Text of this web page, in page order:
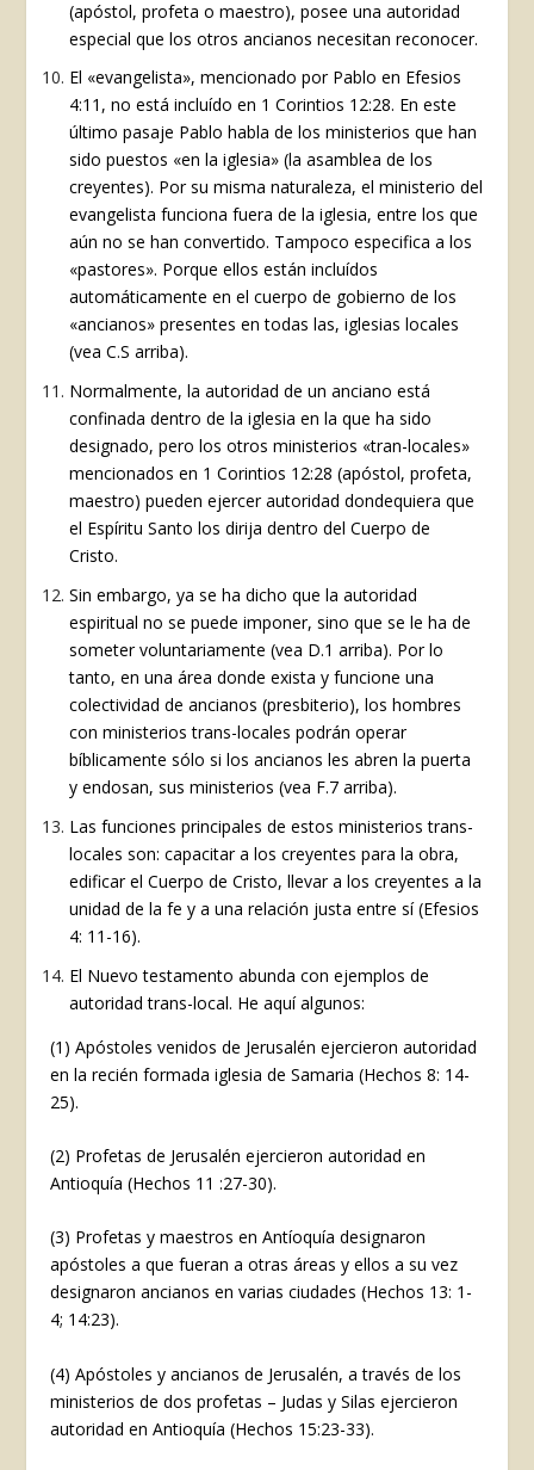
(apóstol, profeta o maestro), posee una autoridad
especial que los otros ancianos necesitan reconocer.
El «evangelista», mencionado por Pablo en Efesios
4:11, no está incluído en 1 Corintios 12:28. En este
último pasaje Pablo habla de los ministerios que han
sido puestos «en la iglesia» (la asamblea de los
creyentes). Por su misma naturaleza, el ministerio del
evangelista funciona fuera de la iglesia, entre los que
aún no se han convertido. Tampoco especifica a los
«pastores». Porque ellos están incluídos
automáticamente en el cuerpo de gobierno de los
«ancianos» presentes en todas las, iglesias locales
(vea C.S arriba).
Normalmente, la autoridad de un anciano está
confinada dentro de la iglesia en la que ha sido
designado, pero los otros ministerios «tran-locales»
mencionados en 1 Corintios 12:28 (apóstol, profeta,
maestro) pueden ejercer autoridad dondequiera que
el Espíritu Santo los dirija dentro del Cuerpo de
Cristo.
Sin embargo, ya se ha dicho que la autoridad
espiritual no se puede imponer, sino que se le ha de
someter voluntariamente (vea D.1 arriba). Por lo
tanto, en una área donde exista y funcione una
colectividad de ancianos (presbiterio), los hombres
con ministerios trans-locales podrán operar
bíblicamente sólo si los ancianos les abren la puerta
y endosan, sus ministerios (vea F.7 arriba).
Las funciones principales de estos ministerios trans-
locales son: capacitar a los creyentes para la obra,
edificar el Cuerpo de Cristo, llevar a los creyentes a la
unidad de la fe y a una relación justa entre sí (Efesios
4: 11-16).
El Nuevo testamento abunda con ejemplos de
autoridad trans-local. He aquí algunos:
(1) Apóstoles venidos de Jerusalén ejercieron autoridad
en la recién formada iglesia de Samaria (Hechos 8: 14-
25).
(2) Profetas de Jerusalén ejercieron autoridad en
Antioquía (Hechos 11 :27-30).
(3) Profetas y maestros en Antíoquía designaron
apóstoles a que fueran a otras áreas y ellos a su vez
designaron ancianos en varias ciudades (Hechos 13: 1-
4; 14:23).
(4) Apóstoles y ancianos de Jerusalén, a través de los
ministerios de dos profetas – Judas y Silas ejercieron
autoridad en Antioquía (Hechos 15:23-33).